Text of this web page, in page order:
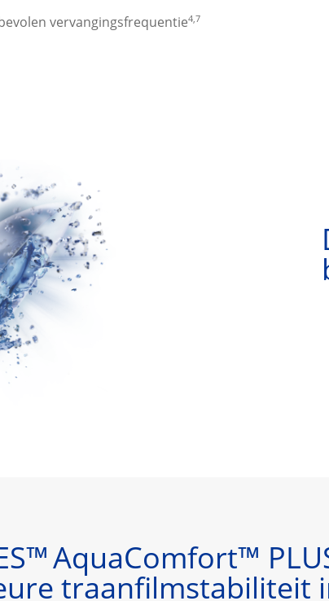
vervangingsfrequentie4,7
AquaComfort™
traanfilmstabiliteit